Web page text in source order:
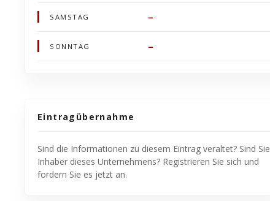
SAMSTAG –
SONNTAG –
Eintragübernahme
Sind die Informationen zu diesem Eintrag veraltet? Sind Sie
Inhaber dieses Unternehmens? Registrieren Sie sich und
fordern Sie es jetzt an.